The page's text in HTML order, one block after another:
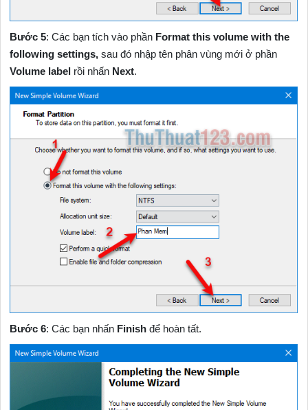
Bước 5: Các bạn tích vào phần Format this volume with the
following settings,sau đó nhập tên phân vùng mới ở phần
Volume label rồi nhấn Next.
Bước 6: Các bạn nhấn Finish để hoàn tất.